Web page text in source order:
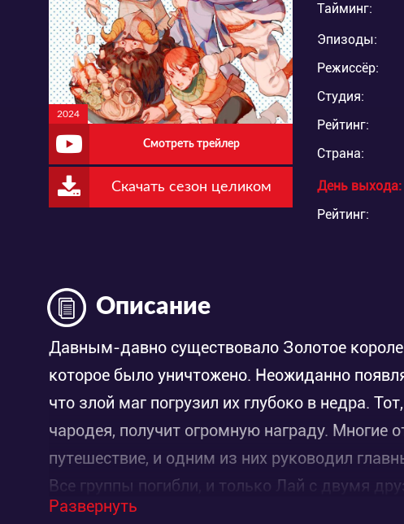
2024
Смотреть трейлер
Скачать сезон целиком
Тайминг:
Эпизоды:
Режиссёр:
Студия:
Рейтинг:
Страна:
День выхода:
Рейтинг:
Описание
Давным-давно существовало Золотое
которое было уничтожено. Неожиданно
что злой маг погрузил их глубоко в недра.
чародея, получит огромную награду. Многие
путешествие, и одним из них руководил
Все группы погибли, и только Лай с двумя
путешествие: остальные люди были
Развернуть